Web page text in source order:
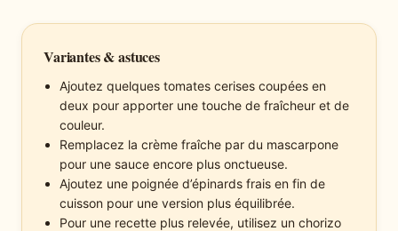
Variantes & astuces
Ajoutez quelques tomates cerises coupées en
deux pour apporter une touche de fraîcheur et de
couleur.
Remplacez la crème fraîche par du mascarpone
pour une sauce encore plus onctueuse.
Ajoutez une poignée d’épinards frais en fin de
cuisson pour une version plus équilibrée.
Pour une recette plus relevée, utilisez un chorizo